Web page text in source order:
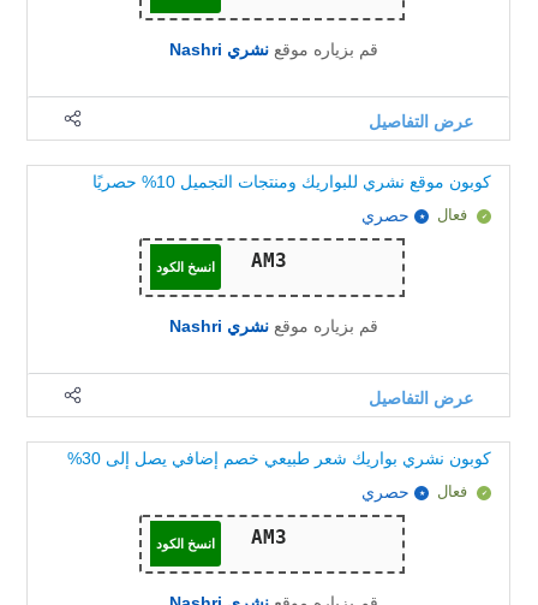
قم بزياره موقع نشري Nashri
عرض التفاصيل
كوبون موقع نشري للبواريك ومنتجات التجميل 10% حصريًا
فعال حصري
انسخ الكود
قم بزياره موقع نشري Nashri
عرض التفاصيل
كوبون نشري بواريك شعر طبيعي خصم إضافي يصل إلى 30%
فعال حصري
انسخ الكود